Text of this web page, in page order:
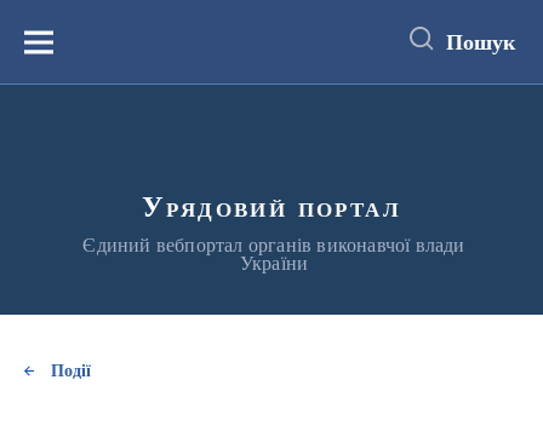
вмістуМеню Пошук
Урядовий портал
Єдиний вебпортал органів виконавчої влади
України
Події